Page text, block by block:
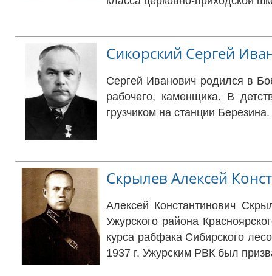
Сикорский Сергей
Сергей Иванович родился в
рабочего, каменщика. В
грузчиком на станции Березина.
Скрылев Алексей
Алексей Константинович
Ужурского района
курса рабфака Сибирского
1937 г. Ужурским РВК был